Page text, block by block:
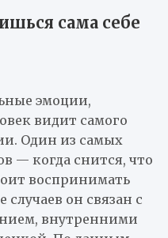
сама себе
эмоции,
видит самого
Один из самых
— когда снится, что
воспринимать
он связан с
внутренними